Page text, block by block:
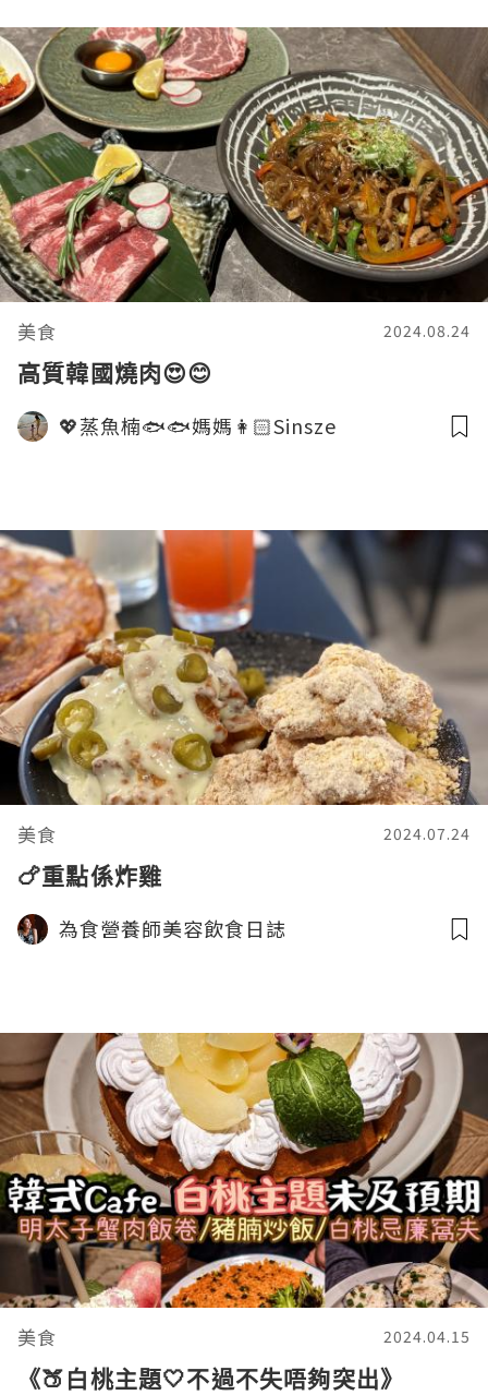
美食 2024.08.24
高質韓國燒肉😍😊
💖蒸魚楠🐟🐟媽媽👩🏻Sinsze
美食 2024.07.24
🍗重點係炸雞
為食營養師美容飲食日誌
美食 2024.04.15
《🍑白桃主題🤍不過不失唔夠突出》